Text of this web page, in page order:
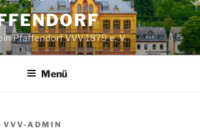
Pfaffendorf VVV 1879 e. V.
Menü
VVV-ADMIN